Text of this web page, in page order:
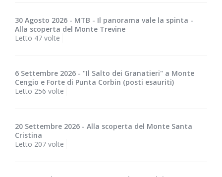
30 Agosto 2026 - MTB - Il panorama vale la spinta -
Alla scoperta del Monte Trevine
Letto 47 volte
6 Settembre 2026 - "Il Salto dei Granatieri" a Monte
Cengio e Forte di Punta Corbin (posti esauriti)
Letto 256 volte
20 Settembre 2026 - Alla scoperta del Monte Santa
Cristina
Letto 207 volte